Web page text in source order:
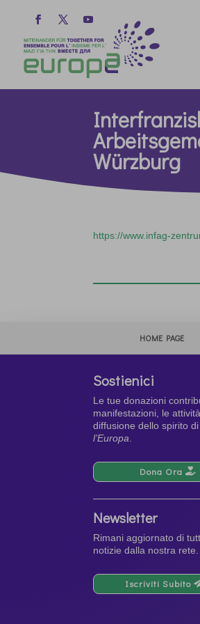
Würzburg
https://www.infag-
HOME PAGE
Sostienici
Le tue donazioni
manifestazioni, le
diffusione dello spirito
l’Europa
Dona Ora
Newsletter
Rimani aggiornato di
notizie dalla nostra rete.
Iscriviti Subito